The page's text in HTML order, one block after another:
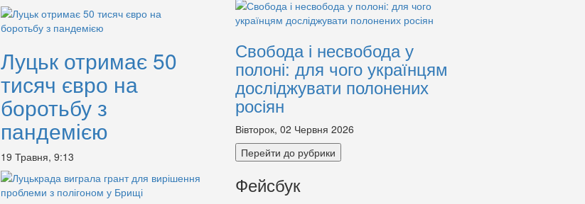
Луцьк отримає 50
тисяч євро на
боротьбу з
пандемією
19 Травня, 9:13
Свобода і несвобода у
полоні: для чого українцям
досліджувати полонених
росіян
Вівторок, 02 Червня 2026
Перейти до рубрики
Фейсбук